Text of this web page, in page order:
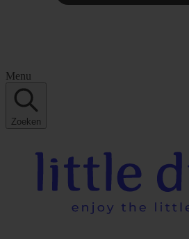
Menu
Zoeken